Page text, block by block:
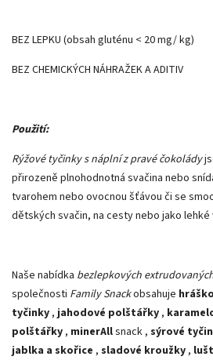
BEZ LEPKU (obsah gluténu < 20 mg/ kg)
BEZ CHEMICKÝCH NÁHRAŽEK A ADITIV
Použití:
Rýžové tyčinky s náplní z pravé čokolády
přirozeně plnohodnotná svačina nebo
tvarohem nebo ovocnou šťávou či se
dětských svačin, na cesty nebo jako
Naše nabídka bezlepkových
společnosti Family Snackobsahuje
tyčinky , jahodové polštářky ,
polštářky , minerAllsnack , sýrové
jablka a skořice , sladové kroužky ,